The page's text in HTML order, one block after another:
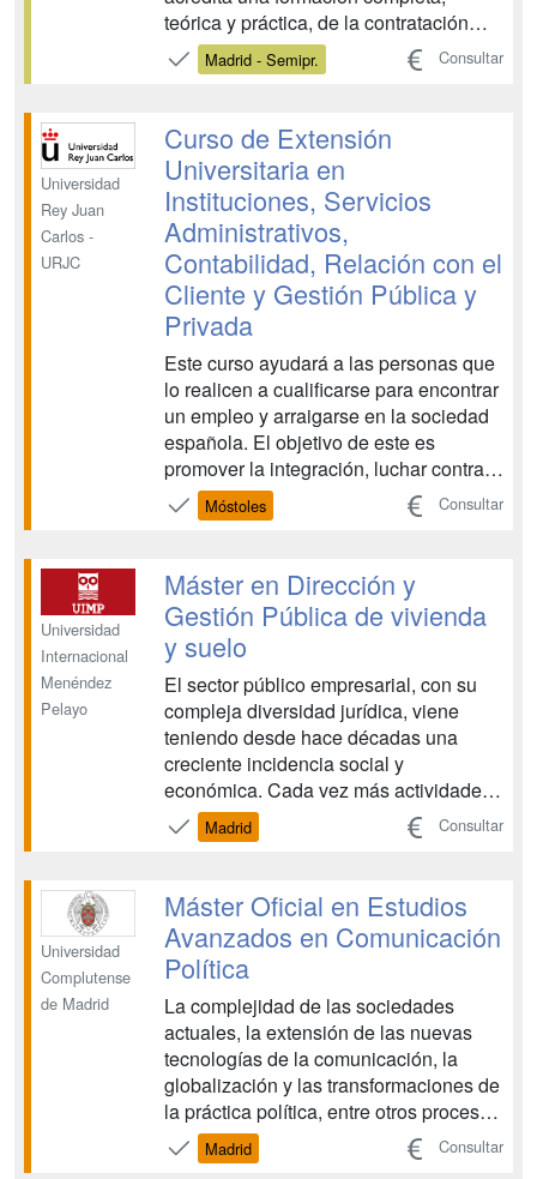
teórica y práctica, de la contratación
pública del sector público local. El
Máster tiene carácter semipresencial
distancia. ...
Madrid - Semipr. Consultar
Universidad
Rey Juan
Carlos -
URJC
Curso de Extensión
Universitaria en
Instituciones, Servicios
Administrativos,
Contabilidad, Relación con el
Cliente y Gestión Pública y
Privada
Este curso ayudará a las personas que
lo realicen a cualificarse para encontrar
un empleo y arraigarse en la sociedad
española. El objetivo de este es
promover la integración, luchar contra
la discriminación y cualificar a las
personas con el fin de promover su
sociedad española. Curso válido para
realiza...
Móstoles Consultar
Universidad
Internacional
Menéndez
Pelayo
Máster en Dirección y
Gestión Pública de vivienda
y suelo
El sector público empresarial, con su
compleja diversidad jurídica, viene
teniendo desde hace décadas una
creciente incidencia social y
económica. Cada vez más actividades
y servicios -tanto de naturaleza pública
como privada- son prestados por
instrumentales, que ejercen actividades
propias de las Administraciones pú...
Madrid Consultar
Universidad
Complutense
de Madrid
Máster Oficial en Estudios
Avanzados en Comunicación
Política
La complejidad de las sociedades
actuales, la extensión de las nuevas
tecnologías de la comunicación, la
globalización y las transformaciones de
la práctica política, entre otros procesos
históricos, han propiciado la
emergencia y creciente importancia de
Madrid Consultar